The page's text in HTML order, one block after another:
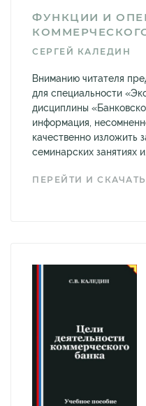
ФУНКЦИИ И
СЕРГЕЙ КАЛЕДИН
Вниманию читателя
для специальности
дисциплины
информация,
качественно изложить
семинарских занятиях
ПЕРЕЙТИ И СКАЧАТЬ